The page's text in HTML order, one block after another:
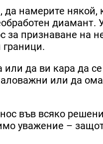
да намерите някой,
диамант.
за признаване на
граници.
да ви кара да се
или да
във всяко
уважение –